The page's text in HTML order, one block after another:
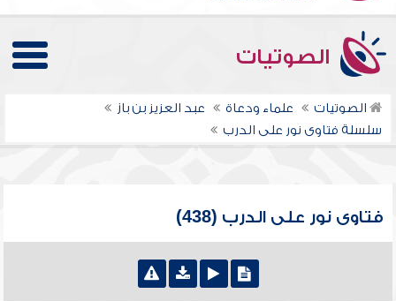
الصوتيات
الصوتيات علماء ودعاة
عبد العزيز بن باز
سلسلة فتاوى نور على الدرب
فتاوى نور على الدرب (438)